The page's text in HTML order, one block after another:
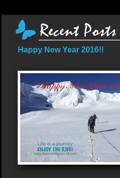
Happy New Year 2016!!